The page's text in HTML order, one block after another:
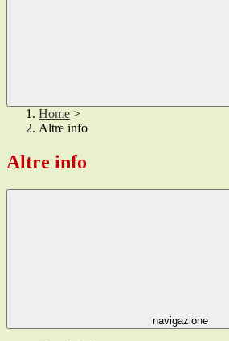
Home >
Altre info
Altre info
navigazione